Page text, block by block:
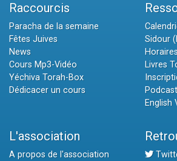
Raccourcis
Paracha de la semaine
Fêtes Juives
News
Cours Mp3-Vidéo
Yéchiva Torah-Box
Dédicacer un cours
Sidour
Livres
English
L'association
A propos de l'association